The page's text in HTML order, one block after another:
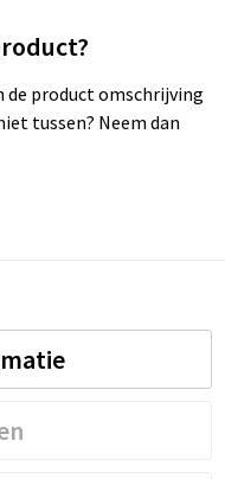
product omschrijving
tussen? Neem dan